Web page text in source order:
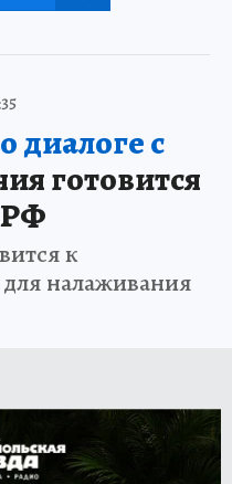
диалоге с
готовится
РФ
к
налаживания